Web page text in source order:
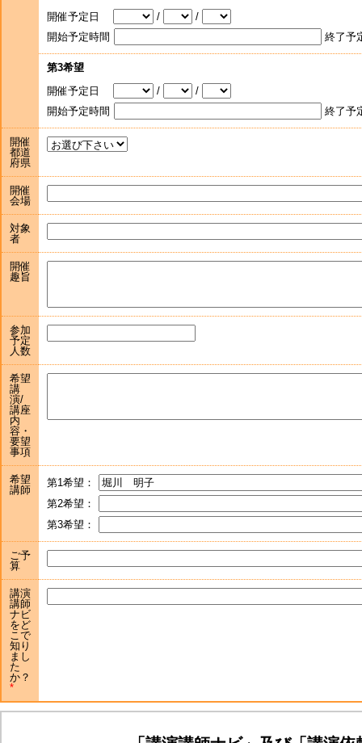
開催予定日
/
/
開始予定時間
終了予
第3希望
開催予定日
/
/
開始予定時間
終了予
開催
都道
府県
開催
会場
対象
者
開催
趣旨
参加
予定
人数
希望
講
演/
講座
内
容・
要望
事項
希望
講師
第1希望：
第2希望：
第3希望：
ご予
算
講演
講師
ナビ
をど
こで
知り
まし
た
か？